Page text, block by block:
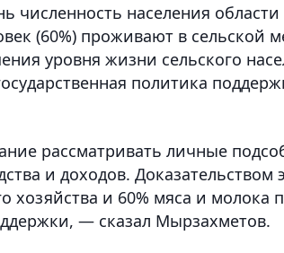
численность населения
(60%) проживают в сельской
уровня жизни сельского
политика
рассматривать личные
и доходов. Доказательством
хозяйства и 60% мяса и молока
— сказал Мырзахметов.